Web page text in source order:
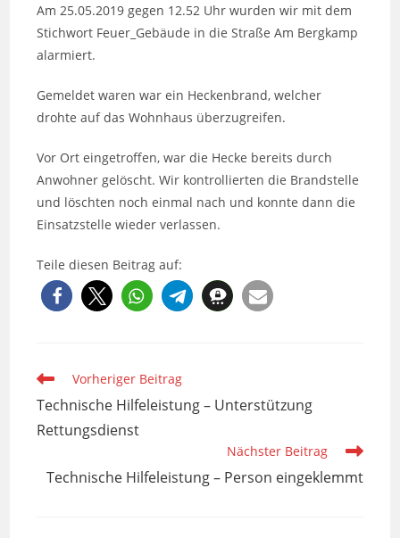
Am 25.05.2019 gegen 12.52 Uhr wurden wir mit dem
Stichwort Feuer_Gebäude in die Straße Am Bergkamp
alarmiert.
Gemeldet waren war ein Heckenbrand, welcher
drohte auf das Wohnhaus überzugreifen.
Vor Ort eingetroffen, war die Hecke bereits durch
Anwohner gelöscht. Wir kontrollierten die Brandstelle
und löschten noch einmal nach und konnte dann die
Einsatzstelle wieder verlassen.
Teile diesen Beitrag auf:
Weitere
Artikel
ansehen
Vorheriger Beitrag
Technische Hilfeleistung – Unterstützung
Rettungsdienst
Nächster Beitrag
Technische Hilfeleistung – Person eingeklemmt